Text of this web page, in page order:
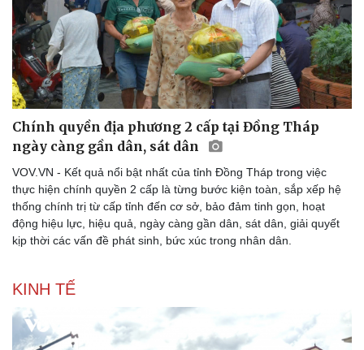
Thể thao
Bóng đá
Lịch thi đấu bóng đá
Thế giới thể thao
eSports
Ô tô - Xe máy
Ô tô
Xe máy
Tư vấn
Chính quyền địa phương 2 cấp tại Đồng Tháp
ngày càng gần dân, sát dân
VOV.VN - Kết quả nổi bật nhất của tỉnh Đồng Tháp trong việc
thực hiện chính quyền 2 cấp là từng bước kiện toàn, sắp xếp hệ
thống chính trị từ cấp tỉnh đến cơ sở, bảo đảm tinh gọn, hoạt
động hiệu lực, hiệu quả, ngày càng gần dân, sát dân, giải quyết
kịp thời các vấn đề phát sinh, bức xúc trong nhân dân.
KINH TẾ